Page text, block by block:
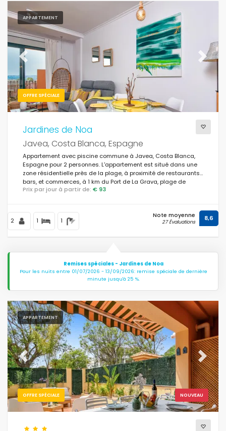
APPARTEMENT
OFFRE SPÉCIALE
Previous Next
Jardines de Noa
Javea, Costa Blanca, Espagne
Appartement avec piscine commune à Javea, Costa Blanca,
Espagne pour 2 personnes. L'appartement est situé dans une
zone résidentielle près de la plage, à proximité de restaurants,
bars, et commerces, à 1 km du Port de La Grava, plage de
Javea, et à 1 km de la mer Méditerranée, Javea.
Prix par jour à partir de: € 93
2 1 1
Note moyenne
27 Évaluations 8,6
Remises spéciales - Jardines de Noa
Pour les nuits entre 01/07/2026 - 13/09/2026: remise spéciale de dernière
minute jusqu'à 25 %.
APPARTEMENT
NOUVEAU
OFFRE SPÉCIALE
Previous Next